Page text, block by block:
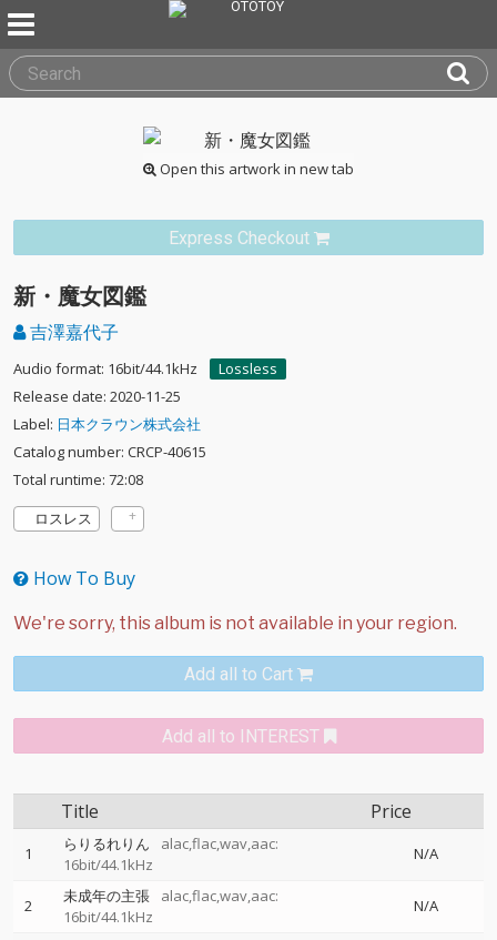
Open this artwork in new tab
Express Checkout
新・魔女図鑑
吉澤嘉代子
Audio format: 16bit/44.1kHz
Lossless
Release date: 2020-11-25
Label: 日本クラウン株式会社
Catalog number: CRCP-40615
Total runtime: 72:08
ロスレス
How To Buy
Add all to Cart
Add all to INTEREST
Title Price
1 らりるれりん
alac,flac,wav,aac:
16bit/44.1kHz
N/A
2 未成年の主張
alac,flac,wav,aac:
16bit/44.1kHz
N/A